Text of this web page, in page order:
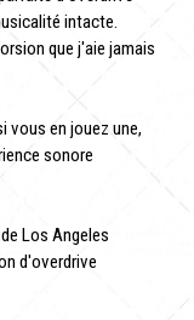
intacte.
que j'aie jamais
vous en jouez une,
sonore
Los Angeles
d'overdrive